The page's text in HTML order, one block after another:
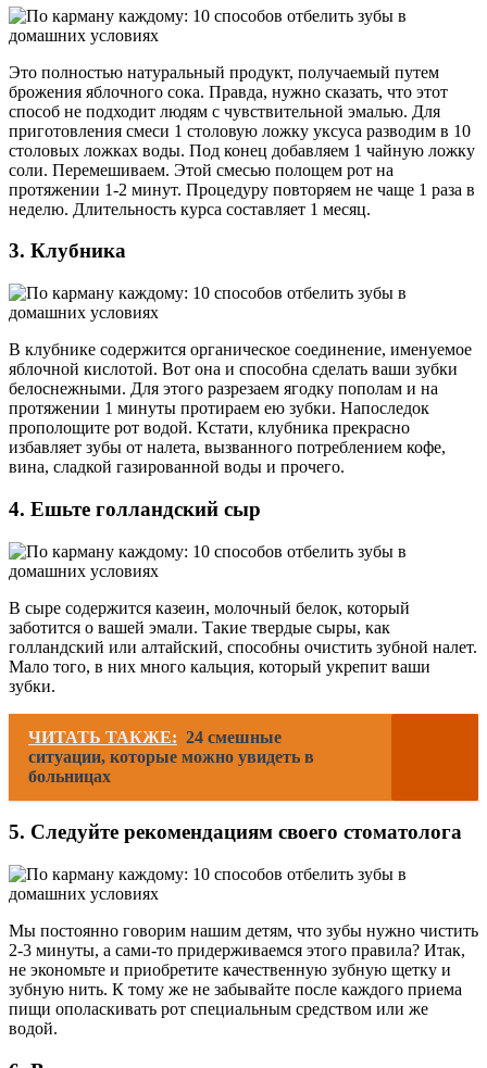
Это полностью натуральный продукт, получаемый путем
брожения яблочного сока. Правда, нужно сказать, что этот
способ не подходит людям с чувствительной эмалью. Для
приготовления смеси 1 столовую ложку уксуса разводим в 10
столовых ложках воды. Под конец добавляем 1 чайную ложку
соли. Перемешиваем. Этой смесью полощем рот на
протяжении 1-2 минут. Процедуру повторяем не чаще 1 раза в
неделю. Длительность курса составляет 1 месяц.
3. Клубника
В клубнике содержится органическое соединение, именуемое
яблочной кислотой. Вот она и способна сделать ваши зубки
белоснежными. Для этого разрезаем ягодку пополам и на
протяжении 1 минуты протираем ею зубки. Напоследок
прополощите рот водой. Кстати, клубника прекрасно
избавляет зубы от налета, вызванного потреблением кофе,
вина, сладкой газированной воды и прочего.
4. Ешьте голландский сыр
В сыре содержится казеин, молочный белок, который
заботится о вашей эмали. Такие твердые сыры, как
голландский или алтайский, способны очистить зубной налет.
Мало того, в них много кальция, который укрепит ваши
зубки.
ЧИТАТЬ ТАКЖЕ: 24 смешные
ситуации, которые можно увидеть в
больницах
5. Следуйте рекомендациям своего стоматолога
Мы постоянно говорим нашим детям, что зубы нужно чистить
2-3 минуты, а сами-то придерживаемся этого правила? Итак,
не экономьте и приобретите качественную зубную щетку и
зубную нить. К тому же не забывайте после каждого приема
пищи ополаскивать рот специальным средством или же
водой.